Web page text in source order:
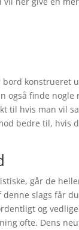
konstrueret
finde
til hvis man vil
bedre til, hvis
går de
slags får
og
ofte. Dens